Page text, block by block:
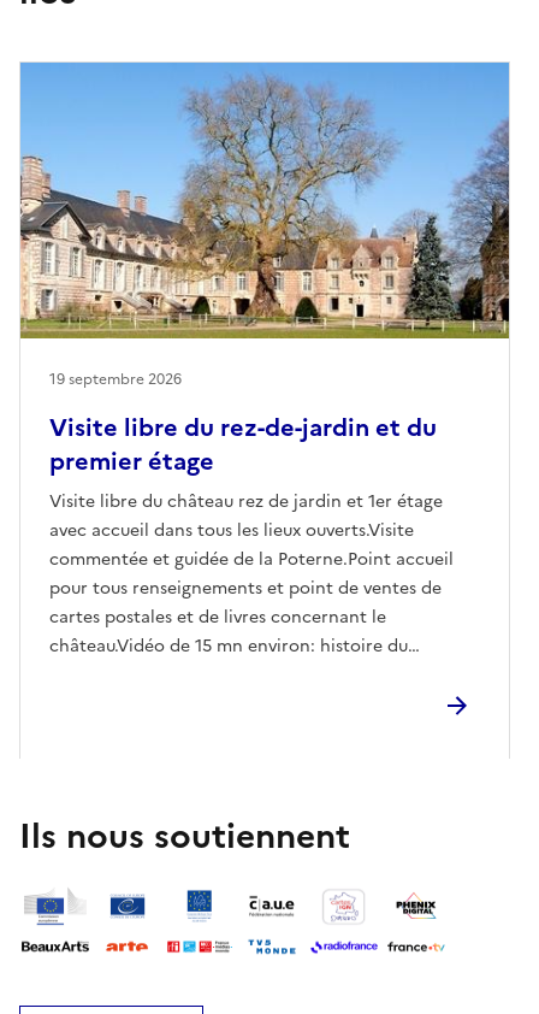
Visite libre du rez-de-jardin et du
premier étage
Visite libre du château rez de jardin et 1er étage
avec accueil dans tous les lieux ouverts.Visite
commentée et guidée de la Poterne.Point accueil
pour tous renseignements et point de ventes de
cartes postales et de livres concernant le
château.Vidéo de 15 mn environ: histoire du
19 septembre 2026
Ils nous soutiennent